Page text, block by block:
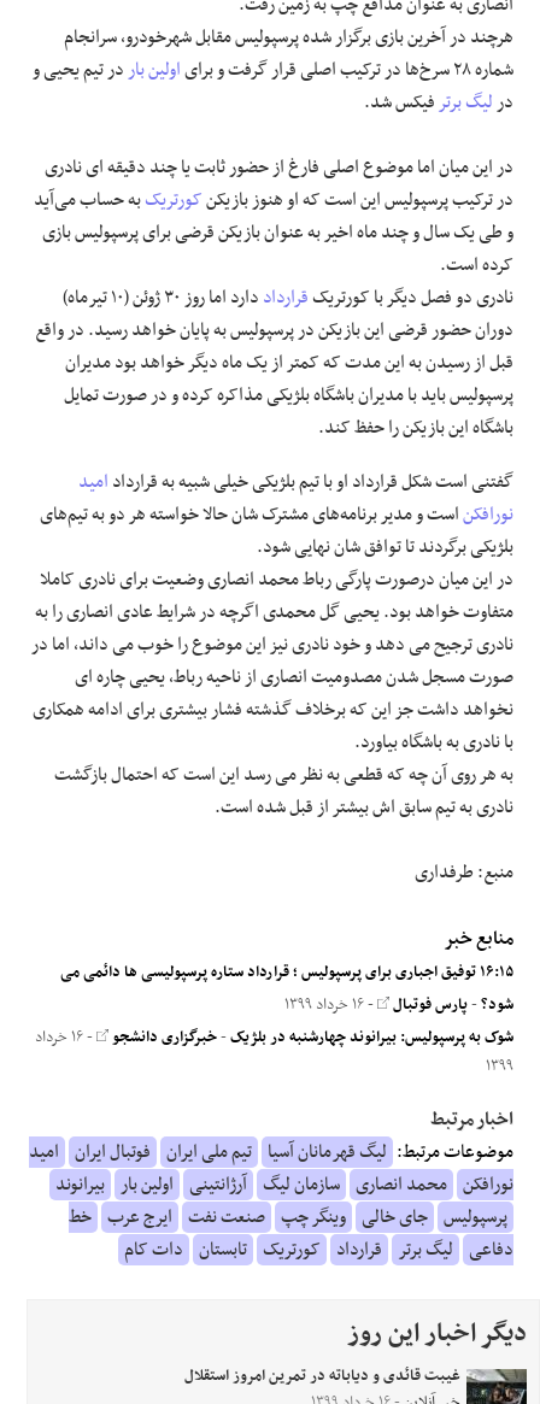
هرچند در آخرین بازی برگزار شده پرسپولیس مقابل شهرخودرو، سرانجام
شماره ۲۸ سرخ‌ها در ترکیب اصلی قرار گرفت و برای
اولین باردر تیم یحیی و
درلیگ برترفیکس شد.
در این میان اما موضوع اصلی فارغ از حضور ثابت یا چند دقیقه ای نادری
در ترکیب پرسپولیس این است که او هنوز بازیکنکورتریکبه حساب می‌آید
و طی یک سال و چند ماه اخیر به عنوان بازیکن قرضی برای پرسپولیس بازی
کرده است.
نادری دو فصل دیگر با کورتریکقرارداد
دارد اما روز ۳۰ ژوئن (۱۰ تیرماه)
دوران حضور قرضی این بازیکن در پرسپولیس به پایان خواهد رسید. در واقع
قبل از رسیدن به این مدت که کمتر از یک ماه دیگر خواهد بود مدیران
پرسپولیس باید با مدیران باشگاه بلژیکی مذاکره کرده و در صورت تمایل
باشگاه این بازیکن را حفظ کند.
گفتنی است شکل قرارداد او با تیم بلژیکی خیلی شبیه به قراردادامید
نورافکناست و مدیر برنامه‌های مشترک شان حالا خواسته هر دو به تیم‌های
بلژیکی برگردند تا توافق شان نهایی شود.
در این میان درصورت پارگی رباط محمد انصاری وضعیت برای نادری کاملا
متفاوت خواهد بود. یحیی گل محمدی اگرچه در شرایط عادی انصاری را به
نادری ترجیح می دهد و خود نادری نیز این موضوع را خوب می داند، اما در
صورت مسجل شدن مصدومیت انصاری از ناحیه رباط، یحیی چاره ای
نخواهد داشت جز این که برخلاف گذشته فشار بیشتری برای ادامه همکاری
با نادری به باشگاه بیاورد.
به هر روی آن چه که قطعی به نظر می رسد این است که احتمال بازگشت
نادری به تیم سابق اش بیشتر از قبل شده است.
منبع: طرفداری
منابع خبر
۱۶:۱۵ توفیق اجباری برای پرسپولیس ؛ قرارداد ستاره پرسپولیسی ها دائمی می
شود؟-پارس فوتبال - ۱۶ خرداد ۱۳۹۹
شوک به پرسپولیس: بیرانوند چهارشنبه در بلژیک-خبرگزاری دانشجو
- ۱۶ خرداد
۱۳۹۹
اخبار مرتبط
موضوعات مرتبط: لیگ قهرمانان آسیا تیم ملی ایران فوتبال ایران امید
نورافکن محمد انصاری سازمان لیگ آرژانتینی اولین بار بیرانوند
پرسپولیس جای خالی وینگر چپ صنعت نفت ایرج عرب خط
دفاعی لیگ برتر قرارداد کورتریک تابستان دات کام
دیگر اخبار این روز
غیبت قائدی و دیاباته در تمرین امروز استقلال